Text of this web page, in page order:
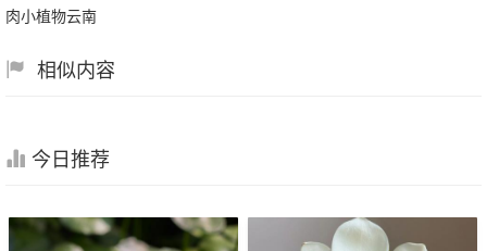
肉小植物云南
相似内容
今日推荐